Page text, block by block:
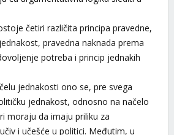
četiri različita principa pravedne,
pravedna naknada prema
potreba i princip jednakih
jednakosti ono se, pre svega
jednakost, odnosno na načelo
moraju da imaju priliku za
i učešće u politici. Međutim, u